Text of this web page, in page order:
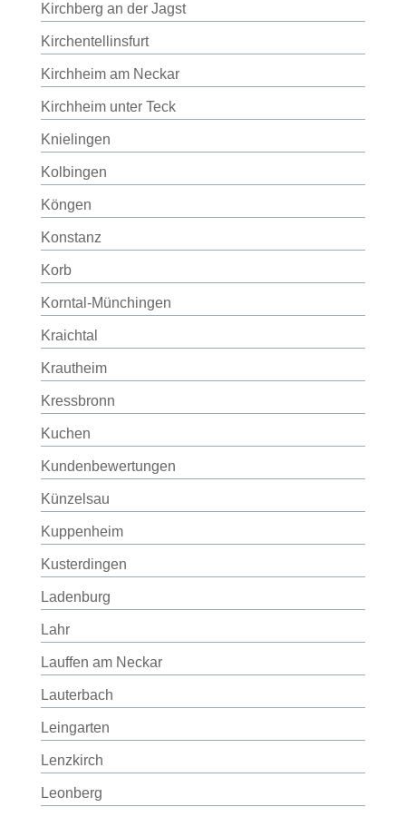
Kirchberg an der Jagst
Kirchentellinsfurt
Kirchheim am Neckar
Kirchheim unter Teck
Knielingen
Kolbingen
Köngen
Konstanz
Korb
Korntal-Münchingen
Kraichtal
Krautheim
Kressbronn
Kuchen
Kundenbewertungen
Künzelsau
Kuppenheim
Kusterdingen
Ladenburg
Lahr
Lauffen am Neckar
Lauterbach
Leingarten
Lenzkirch
Leonberg